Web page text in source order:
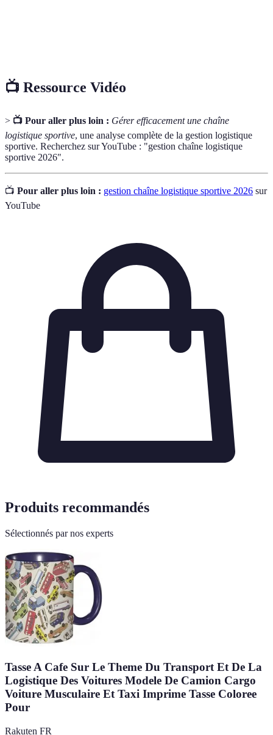
📺 Ressource Vidéo
> 📺 Pour aller plus loin : Gérer efficacement une chaîne
logistique sportive, une analyse complète de la gestion logistique
sportive. Recherchez sur YouTube : "gestion chaîne logistique
sportive 2026".
📺 Pour aller plus loin : gestion chaîne logistique sportive 2026 sur
YouTube
Produits recommandés
Sélectionnés par nos experts
Tasse A Cafe Sur Le Theme Du Transport Et De La
Logistique Des Voitures Modele De Camion Cargo
Voiture Musculaire Et Taxi Imprime Tasse Coloree
Pour
Rakuten FR